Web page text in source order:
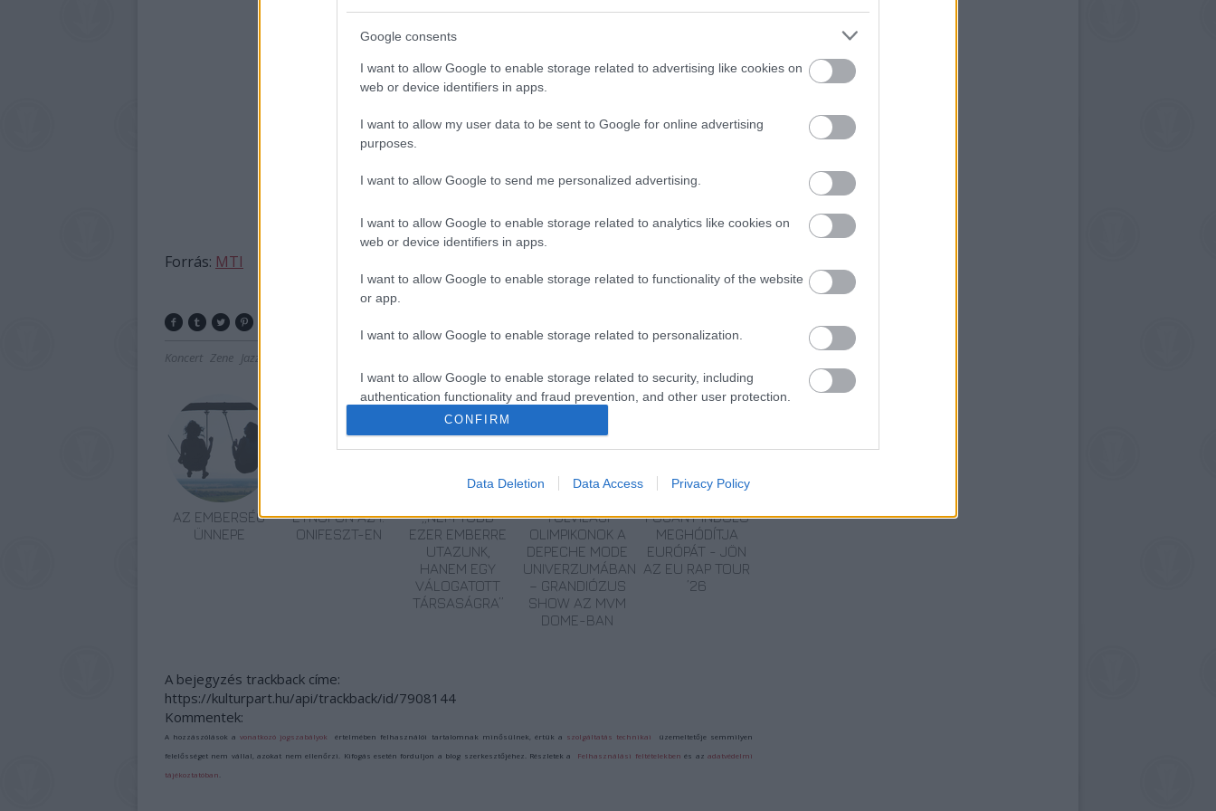
Google consents
I want to allow Google to enable storage related to advertising like cookies on
web or device identifiers in apps.
I want to allow my user data to be sent to Google for online advertising
purposes.
I want to allow Google to send me personalized advertising.
I want to allow Google to enable storage related to analytics like cookies on
web or device identifiers in apps.
I want to allow Google to enable storage related to functionality of the website
or app.
I want to allow Google to enable storage related to personalization.
I want to allow Google to enable storage related to security, including
authentication functionality and fraud prevention, and other user protection.
CONFIRM
Data Deletion Data Access Privacy Policy
Forrás: MTI
Koncert Zene Jazz
AZ EMBERSÉG
ÜNNEPE
ETNOFON AZ I.
ONIFESZT-EN
„NEM TÖBB
EZER EMBERRE
UTAZUNK,
HANEM EGY
VÁLOGATOTT
TÁRSASÁGRA”
TÚLVILÁGI
OLIMPIKONOK A
DEPECHE MODE
UNIVERZUMÁBAN
– GRANDIÓZUS
SHOW AZ MVM
DOME-BAN
POGÁNY INDULÓ
MEGHÓDÍTJA
EURÓPÁT - JÖN
AZ EU RAP TOUR
’26
A bejegyzés trackback címe:
https://kulturpart.hu/api/trackback/id/7908144
Kommentek:
A hozzászólások avonatkozó jogszabályok értelmében felhasználói tartalomnak minősülnek, értük a szolgáltatás technikai üzemeltetője semmilyen
felelősséget nem vállal, azokat nem ellenőrzi. Kifogás esetén forduljon a blog szerkesztőjéhez. Részletek a Felhasználási feltételekben és azadatvédelmi
tájékoztatóban